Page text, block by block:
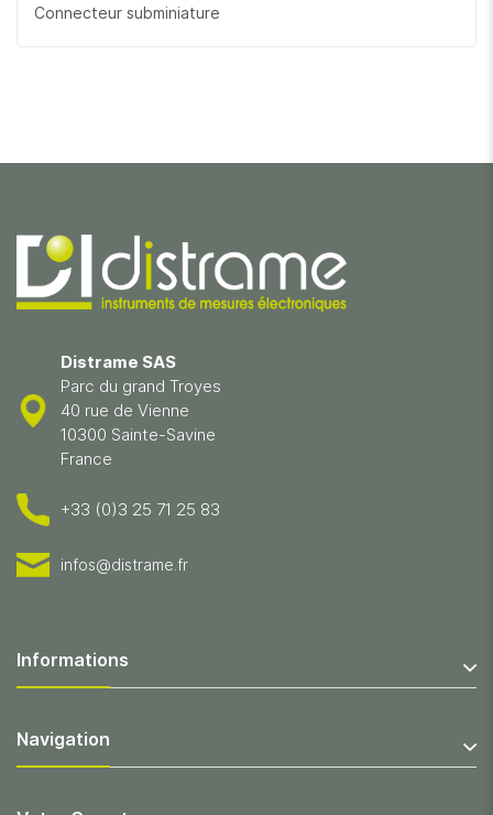
Connecteur subminiature
Distrame SAS
Parc du grand Troyes
40 rue de Vienne
10300 Sainte-Savine
France
+33 (0)3 25 71 25 83
infos@distrame.fr
Informations
Navigation